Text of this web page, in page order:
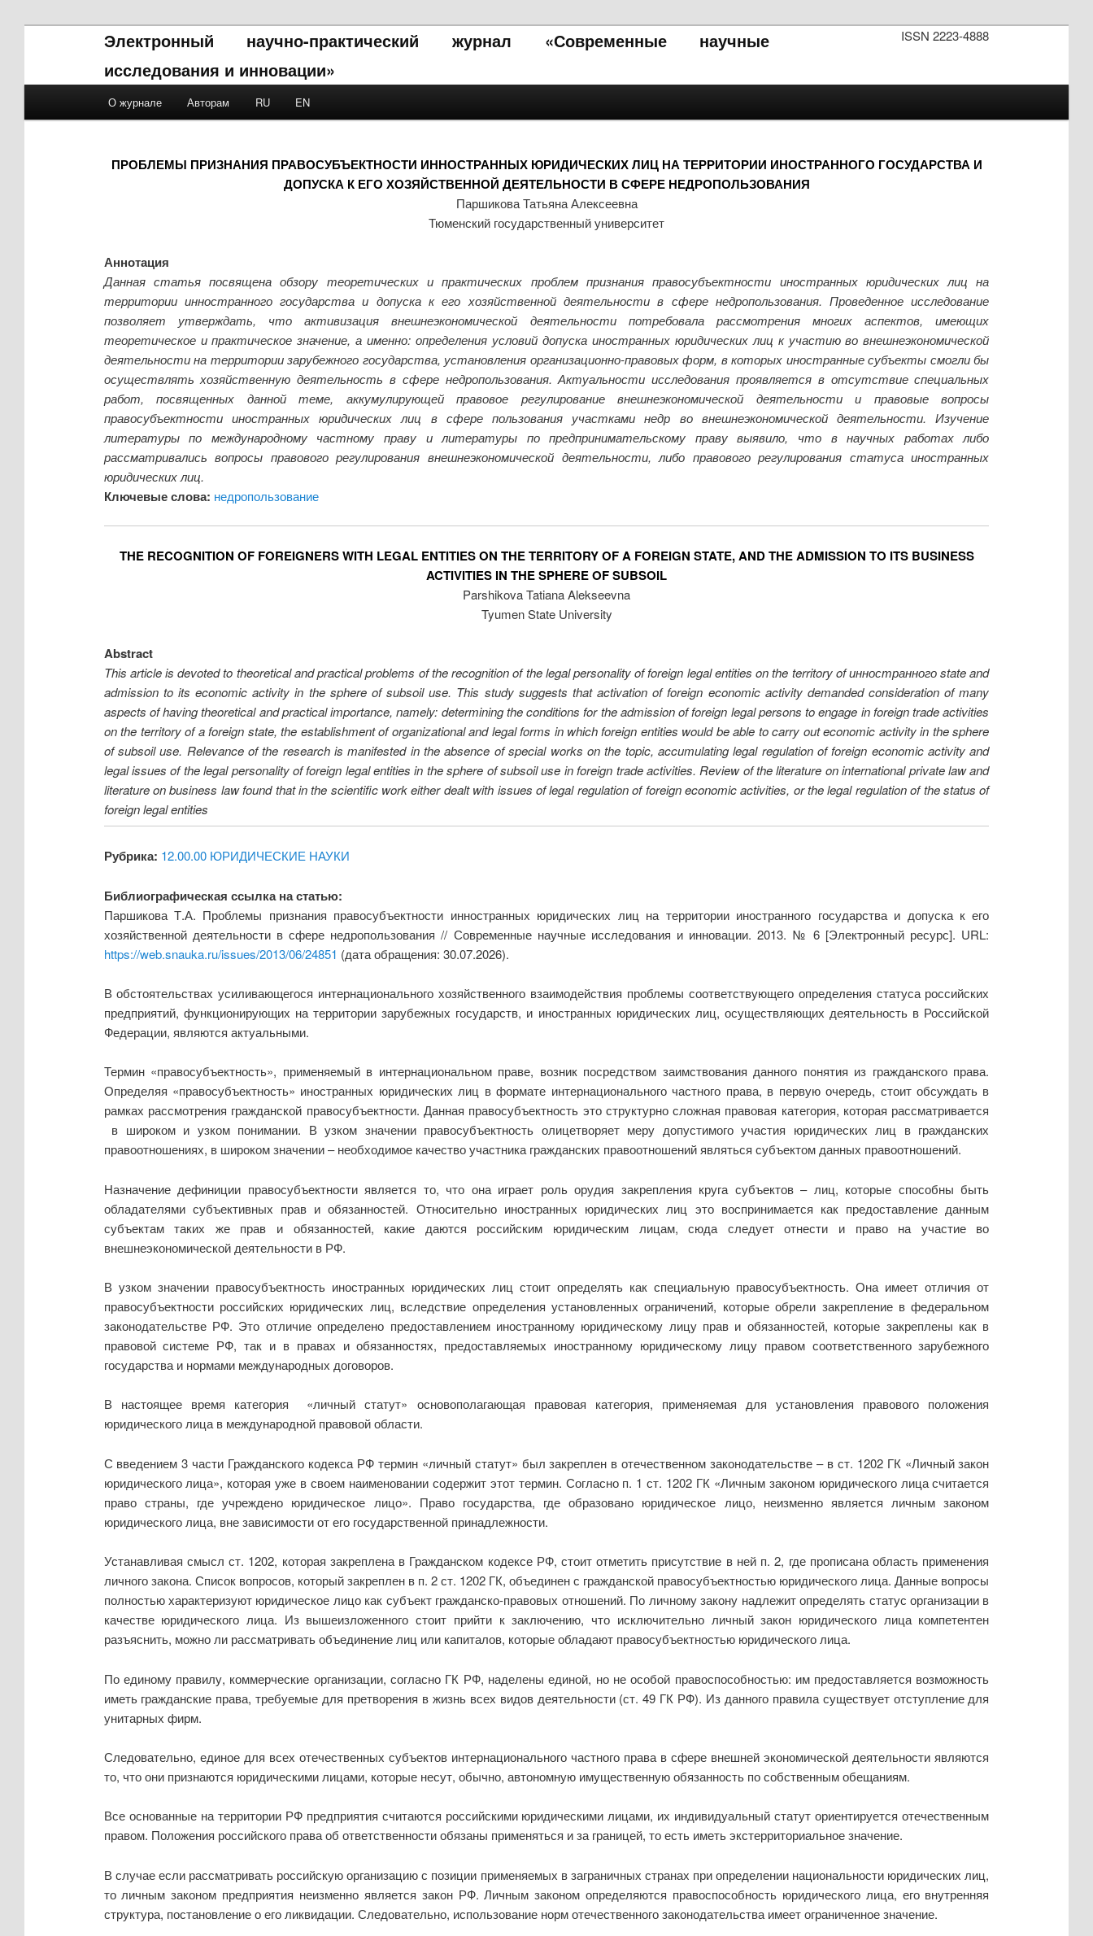
ISSN 2223-4888
Электронный научно-практический журнал «Современные научные
исследования и инновации»
Skip to primary content
Skip to secondary content
О журнале Авторам RU EN
ПРОБЛЕМЫ ПРИЗНАНИЯ ПРАВОСУБЪЕКТНОСТИ ИННОСТРАННЫХ ЮРИДИЧЕСКИХ ЛИЦ НА ТЕРРИТОРИИ ИНОСТРАННОГО ГОСУДАРСТВА И
ДОПУСКА К ЕГО ХОЗЯЙСТВЕННОЙ ДЕЯТЕЛЬНОСТИ В СФЕРЕ НЕДРОПОЛЬЗОВАНИЯ
Паршикова Татьяна Алексеевна
Тюменский государственный университет
Аннотация
Данная статья посвящена обзору теоретических и практических проблем признания правосубъектности иностранных юридических лиц на
территории инностранного государства и допуска к его хозяйственной деятельности в сфере недропользования. Проведенное исследование
позволяет утверждать, что активизация внешнеэкономической деятельности потребовала рассмотрения многих аспектов, имеющих
теоретическое и практическое значение, а именно: определения условий допуска иностранных юридических лиц к участию во внешнеэкономической
деятельности на территории зарубежного государства, установления организационно-правовых форм, в которых иностранные субъекты смогли бы
осуществлять хозяйственную деятельность в сфере недропользования. Актуальности исследования проявляется в отсутствие специальных
работ, посвященных данной теме, аккумулирующей правовое регулирование внешнеэкономической деятельности и правовые вопросы
правосубъектности иностранных юридических лиц в сфере пользования участками недр во внешнеэкономической деятельности. Изучение
литературы по международному частному праву и литературы по предпринимательскому праву выявило, что в научных работах либо
рассматривались вопросы правового регулирования внешнеэкономической деятельности, либо правового регулирования статуса иностранных
юридических лиц.
Ключевые слова: недропользование
THE RECOGNITION OF FOREIGNERS WITH LEGAL ENTITIES ON THE TERRITORY OF A FOREIGN STATE, AND THE ADMISSION TO ITS BUSINESS
ACTIVITIES IN THE SPHERE OF SUBSOIL
Parshikova Tatiana Alekseevna
Tyumen State University
Abstract
This article is devoted to theoretical and practical problems of the recognition of the legal personality of foreign legal entities on the territory of инностранного state and
admission to its economic activity in the sphere of subsoil use. This study suggests that activation of foreign economic activity demanded consideration of many
aspects of having theoretical and practical importance, namely: determining the conditions for the admission of foreign legal persons to engage in foreign trade activities
on the territory of a foreign state, the establishment of organizational and legal forms in which foreign entities would be able to carry out economic activity in the sphere
of subsoil use. Relevance of the research is manifested in the absence of special works on the topic, accumulating legal regulation of foreign economic activity and
legal issues of the legal personality of foreign legal entities in the sphere of subsoil use in foreign trade activities. Review of the literature on international private law and
literature on business law found that in the scientific work either dealt with issues of legal regulation of foreign economic activities, or the legal regulation of the status of
foreign legal entities
Рубрика: 12.00.00 ЮРИДИЧЕСКИЕ НАУКИ
Библиографическая ссылка на статью:
Паршикова Т.А. Проблемы признания правосубъектности инностранных юридических лиц на территории иностранного государства и допуска к его
хозяйственной деятельности в сфере недропользования // Современные научные исследования и инновации. 2013. № 6 [Электронный ресурс]. URL:
https://web.snauka.ru/issues/2013/06/24851 (дата обращения: 30.07.2026).
В обстоятельствах усиливающегося интернационального хозяйственного взаимодействия проблемы соответствующего определения статуса российских
предприятий, функционирующих на территории зарубежных государств, и иностранных юридических лиц, осуществляющих деятельность в Российской
Федерации, являются актуальными.
Термин «право­субъектность», применяемый в интернациональном праве, возник посредством заимствования данного понятия из гражданского права.
Определяя «правосубъектность» иностранных юридических лиц в формате интернационального частного права, в первую очередь, стоит обсуждать в
рамках рассмотрения гражданской правосубъектности. Данная правосубъектность это структурно сложная правовая категория, которая рассматривается
в широком и узком понимании. В узком значении правосубъектность олицетворяет меру допустимого участия юридических лиц в гражданских
правоотношениях, в широком значении – необходимое качество участника гражданских правоотношений являться субъектом данных правоотношений.
Назначение дефиниции правосубъектности является то, что она играет роль орудия закрепления круга субъектов – лиц, которые способны быть
обладателями субъективных прав и обязанно­стей. Относительно иностранных юридических лиц это воспринимается как предоставление данным
субъектам таких же прав и обязанностей, какие даются российским юридическим лицам, сюда следует отнести и право на участие во
внешнеэкономической деятельно­сти в РФ.
В узком значении правосубъектность иностранных юридических лиц стоит определять как специальную правосубъектность. Она имеет отличия от
правосубъектности российских юридических лиц, вследствие определения установленных ограничений, которые обрели закрепление в федеральном
законодательстве РФ. Это отличие определено пре­доставлением иностранному юридическому лицу прав и обязаннос­тей, которые закреплены как в
правовой системе РФ, так и в правах и обязанностях, предоставляемых иностранному юри­дическому лицу правом соответственного зарубежного
государства и нормами международных договоров.
В настоящее время категория «личный статут» основополагающая правовая категория, применяемая для установления правового положения
юридического лица в междуна­родной правовой области.
С введением 3 части Гражданского кодекса РФ термин «личный статут» был закреп­лен в отечественном законодательстве – в ст. 1202 ГК «Личный закон
юридического лица», которая уже в своем наименовании содержит этот термин. Согласно п. 1 ст. 1202 ГК «Личным законом юридического лица счита­ется
право страны, где учреждено юридическое лицо». Право государства, где образовано юридическое лицо, неизменно является личным законом
юридического лица, вне зависимости от его государственной принадлежности.
Устанавливая смысл ст. 1202, которая закреплена в Гражданском кодексе РФ, стоит отметить присутствие в ней п. 2, где прописана область применения
личного закона. Список вопросов, который закреплен в п. 2 ст. 1202 ГК, объединен с гражданской правосубъектностью юридического лица. Данные вопросы
полностью характеризуют юридическое лицо как субъект гражданско-правовых отношений. По личному закону надлежит опреде­лять статус организации в
качестве юридического лица. Из вышеизложенного стоит прийти к заключению, что исключительно личный закон юридического лица компетентен
разъяснить, можно ли рассматривать объединение лиц или капиталов, которые обладают правосубъектнос­тью юридического лица.
По единому правилу, коммерческие организации, согласно ГК РФ, наделены единой, но не особой правоспособностью: им предоставляется возможность
иметь гражданские права, требуемые для претворения в жизнь всех видов деятельности (ст. 49 ГК РФ). Из данного правила существует отступление для
унитарных фирм.
Следовательно, единое для всех отечественных субъектов интернационального частного права в сфере внешней экономической деятельности являются
то, что они признаются юридическими лицами, которые несут, обычно, автономную имущественную обязанность по собственным обещаниям.
Все основанные на территории РФ предприятия считаются российскими юридическими лицами, их индивидуальный статут ориентируется отечественным
правом. Положения российского права об ответственности обязаны применяться и за границей, то есть иметь экстерриториальное значение.
В случае если рассматривать российскую организацию с позиции применяемых в заграничных странах при определении национальности юридических лиц,
то личным законом предприятия неизменно является закон РФ. Личным законом определяются правоспособность юридического лица, его внутренняя
структура, постановление о его ликвидации. Следовательно, использование норм отечественного законодательства имеет ограниченное значение.